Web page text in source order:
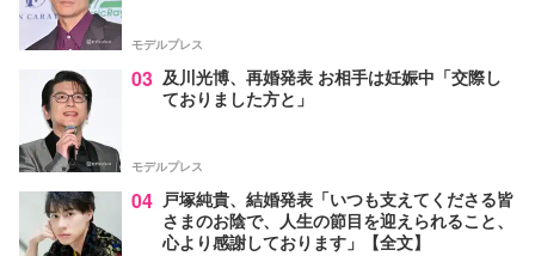
モデルプレス
03 及川光博、再婚発表 お相手は妊娠中「交際し
ておりました方と」
モデルプレス
04 戸塚純貴、結婚発表「いつも支えてくださる皆
さまのお陰で、人生の節目を迎えられること、
心より感謝しております」【全文】